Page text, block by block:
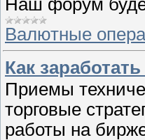
Наш форум
Валютные
Как
Приемы
торговые
работы на